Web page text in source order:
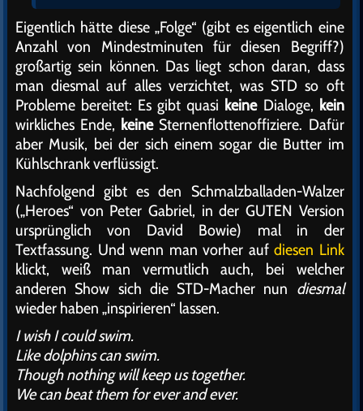
Eigentlich hätte diese „Folge“ (gibt es eigentlich eine
Anzahl von Mindestminuten für diesen Begriff?)
großartig sein können. Das liegt schon daran, dass
man diesmal auf alles verzichtet, was STD so oft
Probleme bereitet: Es gibt quasi keineDialoge, kein
wirkliches Ende, keineSternenflottenoffiziere. Dafür
aber Musik, bei der sich einem sogar die Butter im
Kühlschrank verflüssigt.
Nachfolgend gibt es den Schmalzballaden-Walzer
(„Heroes“ von Peter Gabriel, in der GUTEN Version
ursprünglich von David Bowie) mal in der
Textfassung. Und wenn man vorher aufdiesen Link
klickt, weiß man vermutlich auch, bei welcher
anderen Show sich die STD-Macher nun diesmal
wieder haben „inspirieren“ lassen.
I wish I could swim.
Like dolphins can swim.
Though nothing will keep us together.
We can beat them for ever and ever.